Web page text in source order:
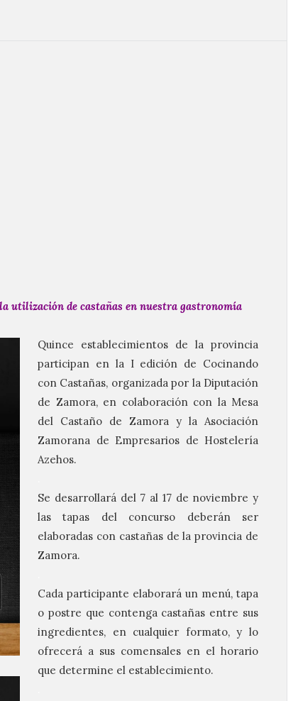
utilización de castañas en nuestra gastronomía
Quince establecimientos de la provincia
participan en la I edición de Cocinando
con Castañas, organizada por la Diputación
de Zamora, en colaboración con la Mesa
del Castaño de Zamora y la Asociación
Zamorana de Empresarios de Hostelería
Azehos.
Se desarrollará del 7 al 17 de noviembre y
las tapas del concurso deberán ser
elaboradas con castañas de la provincia de
Zamora.
Cada participante elaborará un menú, tapa
o postre que contenga castañas entre sus
ingredientes, en cualquier formato, y lo
ofrecerá a sus comensales en el horario
que determine el establecimiento.